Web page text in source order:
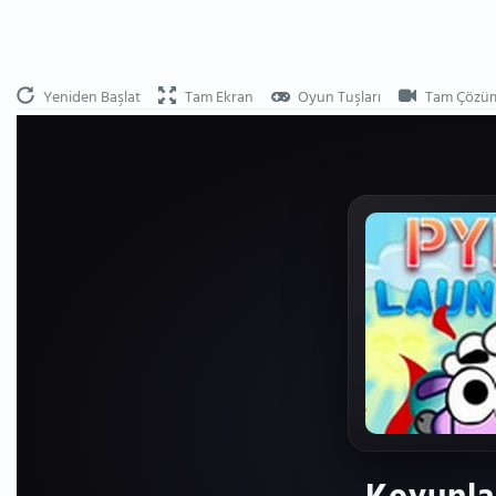
Yeniden Başlat Tam Ekran Oyun Tuşları Tam